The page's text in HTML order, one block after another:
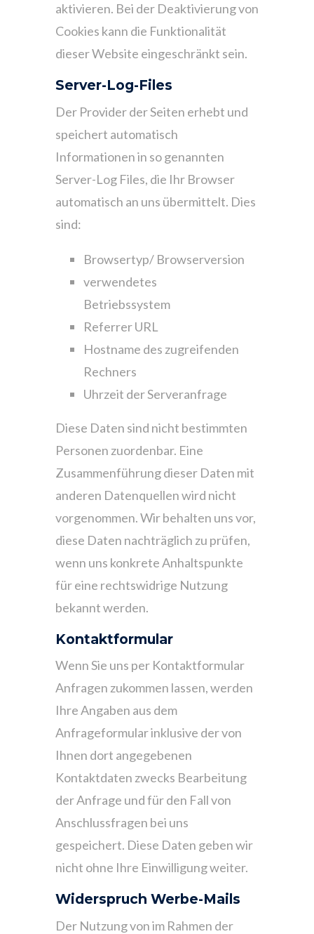
aktivieren. Bei der Deaktivierung von
Cookies kann die Funktionalität
dieser Website eingeschränkt sein.
Server-Log-Files
Der Provider der Seiten erhebt und
speichert automatisch
Informationen in so genannten
Server-Log Files, die Ihr Browser
automatisch an uns übermittelt. Dies
sind:
Browsertyp/ Browserversion
verwendetes
Betriebssystem
Referrer URL
Hostname des zugreifenden
Rechners
Uhrzeit der Serveranfrage
Diese Daten sind nicht bestimmten
Personen zuordenbar. Eine
Zusammenführung dieser Daten mit
anderen Datenquellen wird nicht
vorgenommen. Wir behalten uns vor,
diese Daten nachträglich zu prüfen,
wenn uns konkrete Anhaltspunkte
für eine rechtswidrige Nutzung
bekannt werden.
Kontaktformular
Wenn Sie uns per Kontaktformular
Anfragen zukommen lassen, werden
Ihre Angaben aus dem
Anfrageformular inklusive der von
Ihnen dort angegebenen
Kontaktdaten zwecks Bearbeitung
der Anfrage und für den Fall von
Anschlussfragen bei uns
gespeichert. Diese Daten geben wir
nicht ohne Ihre Einwilligung weiter.
Widerspruch Werbe-Mails
Der Nutzung von im Rahmen der